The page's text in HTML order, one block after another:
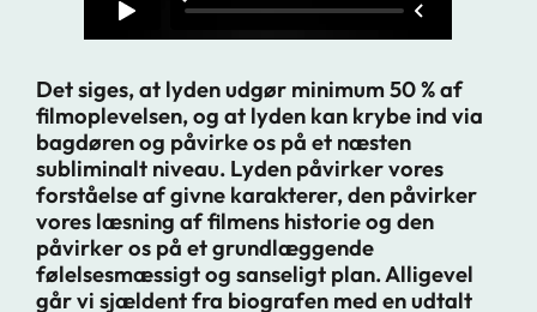
Det siges, at lyden udgør minimum 50 % af
filmoplevelsen, og at lyden kan krybe ind via
bagdøren og påvirke os på et næsten
subliminalt niveau. Lyden påvirker vores
forståelse af givne karakterer, den påvirker
vores læsning af filmens historie og den
påvirker os på et grundlæggende
følelsesmæssigt og sanseligt plan. Alligevel
går vi sjældent fra biografen med en udtalt